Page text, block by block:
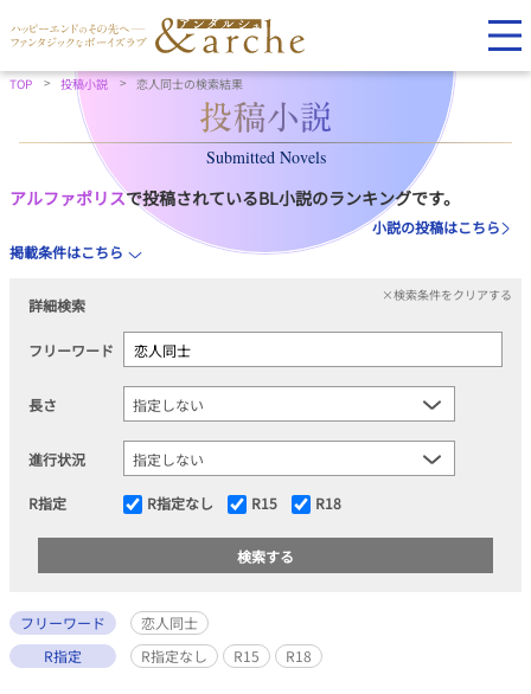
TOP 投稿小説 恋人同士の検索結果
Submitted Novels
アルファポリスで投稿されているBL小説のランキングです。
小説の投稿はこちら
掲載条件はこちら
詳細検索
×検索条件をクリアする
フリーワード
長さ
進行状況
R指定 R指定なし R15 R18
フリーワード
恋人同士
R指定
R指定なし R15 R18